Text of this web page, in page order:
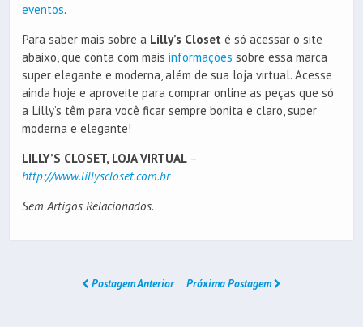
eventos.
Para saber mais sobre a Lilly’s Closet é só acessar o site
abaixo, que conta com mais informações sobre essa marca
super elegante e moderna, além de sua loja virtual. Acesse
ainda hoje e aproveite para comprar online as peças que só
a Lilly’s têm para você ficar sempre bonita e claro, super
moderna e elegante!
LILLY’S CLOSET, LOJA VIRTUAL –
http://www.lillyscloset.com.br
Sem Artigos Relacionados.
Postagem Anterior Próxima Postagem